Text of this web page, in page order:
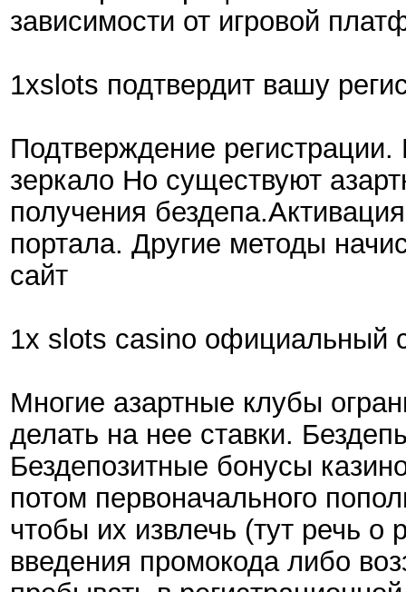
зависимости от игровой
1xslots подтвердит вашу
Подтверждение
зеркало Но существуют
получения
портала. Другие методы
сайт
1x slots casino официальный
Многие азартные клубы
делать на нее ставки.
Бездепозитные бонусы
потом первоначального
чтобы их извлечь (тут речь
введения промокода либо